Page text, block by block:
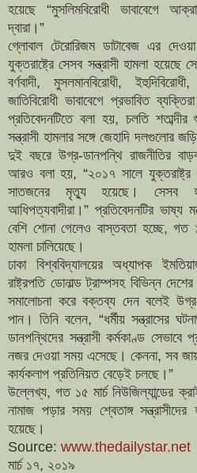
হয়েছে “মুসলিমবিরোধী ভাবাবেগে
দ্বারা।”
গ্লোবাল টেরোরিজম ডাটাবেজ এর
যুক্তরাষ্ট্রে সেসব সন্ত্রাসী হামলা হয়েছে
বর্ণবাদী, মুসলমানবিরোধী,
জাতিবিরোধী ভাবাবেগে প্রভাবিত
প্রতিবেদনটিতে বলা হয়, চলতি
সন্ত্রাসী হামলার সঙ্গে জেহাদি
দুই বছরে উগ্র-ডানপন্থি রাজনীতির
আরও বলা হয়, “২০১৭ সালে যুক্তরাষ্ট্র ও
সাতজনের মৃত্যু হয়েছে। সেসব
আধিপত্যবাদীরা।” প্রতিবেদনটির ভাষ্য
বেশি শোনা গেলেও বাস্তবতা হচ্ছে, গত
হামলা চালিয়েছে।
ঢাকা বিশ্ববিদ্যালয়ের অধ্যাপক
রাষ্ট্রপতি ডোনাল্ড ট্রাম্পসহ বিভিন্ন
সমালোচনা করে বক্তব্য দেন বলেই
পান।তিনি বলেন, “ধর্মীয় সন্ত্রাসের
ডানপন্থিদের সন্ত্রাসী কর্মকাণ্ড
নজর দেওয়া সময় এসেছে। কেননা, সব
কার্যকলাপ প্রতিনিয়ত বেড়েই চলছে।”
উল্লেখ্য, গত ১৫ মার্চ নিউজিল্যান্ডের
নামাজ পড়ার সময় শ্বেতাঙ্গ
হয়েছে।
Source: www.thedailystar.net
মার্চ ১৭, ২০১৯